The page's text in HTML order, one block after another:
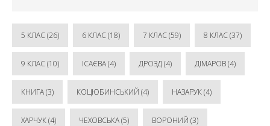
5 КЛАС(26) 6 КЛАС(18) 7 КЛАС(59) 8 КЛАС(37)
9 КЛАС(10) ІСАЄВА(4) ДРОЗД(4) ДІМАРОВ(4)
КНИГА(3) КОЦЮБИНСЬКИЙ (4) НАЗАРУК(4)
ХАРЧУК(4) ЧЕХОВСЬКА(5) ВОРОНИЙ (3)